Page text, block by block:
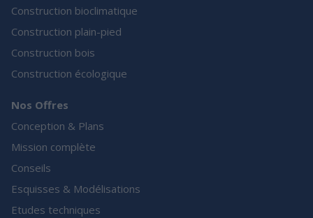
Construction bioclimatique
Construction plain-pied
Construction bois
Construction écologique
Nos Offres
Conception & Plans
Mission complète
Conseils
Esquisses & Modélisations
Etudes techniques